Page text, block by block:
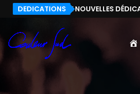
DEDICATIONS
IL N’Y A PAS DE NOUVELLES